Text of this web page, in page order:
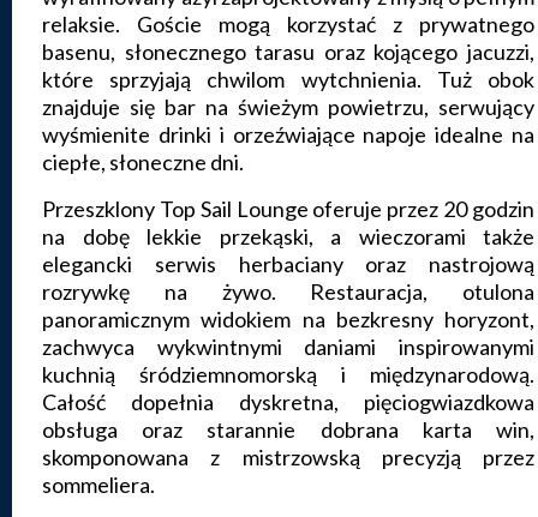
relaksie. Goście mogą korzystać z prywatnego
basenu, słonecznego tarasu oraz kojącego jacuzzi,
które sprzyjają chwilom wytchnienia. Tuż obok
znajduje się bar na świeżym powietrzu, serwujący
wyśmienite drinki i orzeźwiające napoje idealne na
ciepłe, słoneczne dni.
Przeszklony Top Sail Lounge oferuje przez 20 godzin
na dobę lekkie przekąski, a wieczorami także
elegancki serwis herbaciany oraz nastrojową
rozrywkę na żywo. Restauracja, otulona
panoramicznym widokiem na bezkresny horyzont,
zachwyca wykwintnymi daniami inspirowanymi
kuchnią śródziemnomorską i międzynarodową.
Całość dopełnia dyskretna, pięciogwiazdkowa
obsługa oraz starannie dobrana karta win,
skomponowana z mistrzowską precyzją przez
sommeliera.